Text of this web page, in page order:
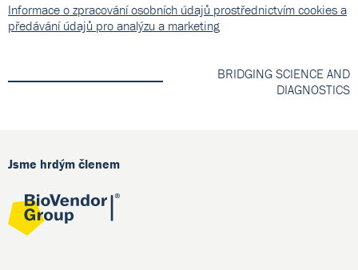
Informace o zpracování osobních údajů prostřednictvím cookies a
předávání údajů pro analýzu a marketing
BRIDGING SCIENCE AND
DIAGNOSTICS
Jsme hrdým členem